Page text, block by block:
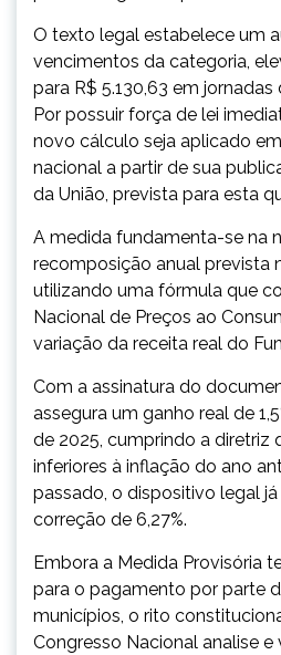
O texto legal estabelece um
vencimentos da categoria,
para R$ 5.130,63 em
Por possuir força de lei
novo cálculo seja aplicado
nacional a partir de sua
da União, prevista para esta
A medida fundamenta-se na
recomposição anual prevista
utilizando uma fórmula que
Nacional de Preços ao
variação da receita real do
Com a assinatura do
assegura um ganho real de
de 2025, cumprindo a diretriz
inferiores à inflação do ano
passado, o dispositivo legal
correção de 6,27%.
Embora a Medida Provisória
para o pagamento por parte
municípios, o rito
Congresso Nacional analise